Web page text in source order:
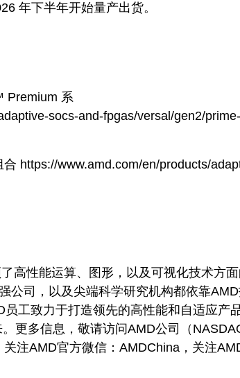
年下半年开始量产出货。
Premium 系
socs-and-fpgas/versal/gen2/prime-
https://www.amd.com/en/products/
高性能运算、图形，以及可视化技术方面
公司，以及尖端科学研究机构都依靠
工致力于打造领先的高性能和自适应产
更多信息，敬请访问AMD公司（
注AMD官方微信：AMDChina，关注